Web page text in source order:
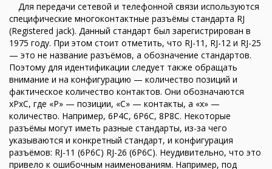
Для передачи сетевой и телефонной связи используются
специфические многоконтактные разъёмы стандарта RJ
(Registered jack). Данный стандарт был зарегистрирован в
1975 году. При этом стоит отметить, что RJ-11, RJ-12 и RJ-25
— это не название разъёмов, а обозначение стандартов.
Поэтому для идентификации следует также обращать
внимание и на конфигурацию — количество позиций и
фактическое количество контактов. Они обозначаются
xPxC, где «P» — позиции, «C» — контакты, а «х» —
количество. Например, 6P4C, 6P6C, 8P8C. Некоторые
разъёмы могут иметь разные стандарты, из-за чего
указываются и конкретный стандарт, и конфигурация
разъёмов: RJ-11 (6P6C) RJ-26 (6P6C). Неудивительно, что это
привело к ошибочным наименованиям. Например, под